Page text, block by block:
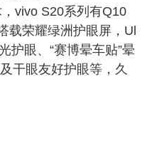
vivo S20系列有Q10
载荣耀绿洲护眼屏，Ul
护眼、“赛博晕车贴”晕
干眼友好护眼等，久